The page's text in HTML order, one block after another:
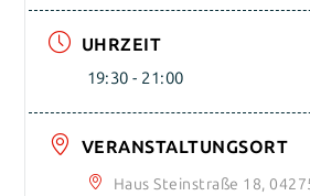
UHRZEIT
19:30 - 21:00
VERANSTALTUNGSORT
Haus Steinstraße 18,